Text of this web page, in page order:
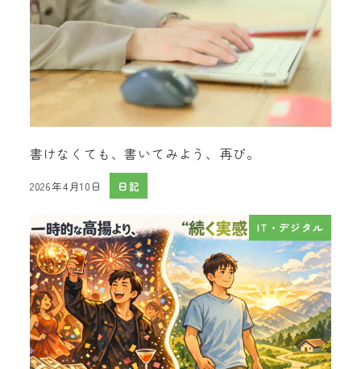
書けなくても、書いてみよう、再び。
投稿日
2026年4月10日 日記
IT・デジタル